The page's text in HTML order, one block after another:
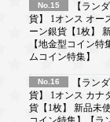
No.15
【ラン
貨】 1オンス オー
ーン銀貨【1枚】
【地金型コイン特
ムコイン特集】
No.16
【ラン
貨】 1オンス カナ
貨【1枚】 新品未